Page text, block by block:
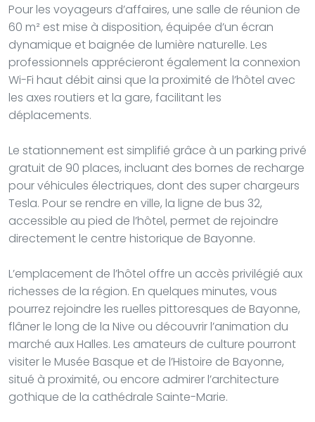
Pour les voyageurs d’affaires, une salle de réunion de
60 m² est mise à disposition, équipée d’un écran
dynamique et baignée de lumière naturelle. Les
professionnels apprécieront également la connexion
Wi-Fi haut débit ainsi que la proximité de l’hôtel avec
les axes routiers et la gare, facilitant les
déplacements.
Le stationnement est simplifié grâce à un parking privé
gratuit de 90 places, incluant des bornes de recharge
pour véhicules électriques, dont des super chargeurs
Tesla. Pour se rendre en ville, la ligne de bus 32,
accessible au pied de l’hôtel, permet de rejoindre
directement le centre historique de Bayonne.
L’emplacement de l’hôtel offre un accès privilégié aux
richesses de la région. En quelques minutes, vous
pourrez rejoindre les ruelles pittoresques de Bayonne,
flâner le long de la Nive ou découvrir l’animation du
marché aux Halles. Les amateurs de culture pourront
visiter le Musée Basque et de l’Histoire de Bayonne,
situé à proximité, ou encore admirer l’architecture
gothique de la cathédrale Sainte-Marie.